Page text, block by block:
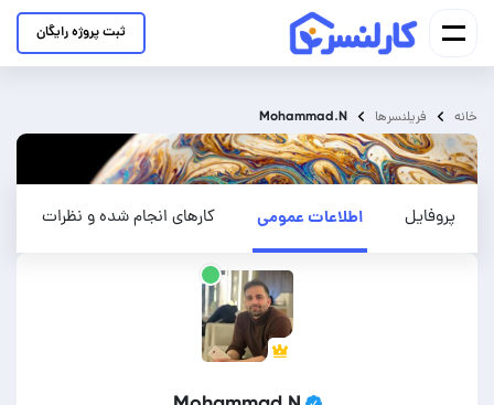
ثبت پروژه رایگان
خانه فریلنسرها Mohammad.N
کارهای انجام شده و نظرات اطلاعات عمومی پروفایل